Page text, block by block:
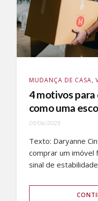
MUDANÇA DE CASA,
4 motivos para
como uma
05/06/2025
Texto: Daryanne
comprar um imóvel
sinal de